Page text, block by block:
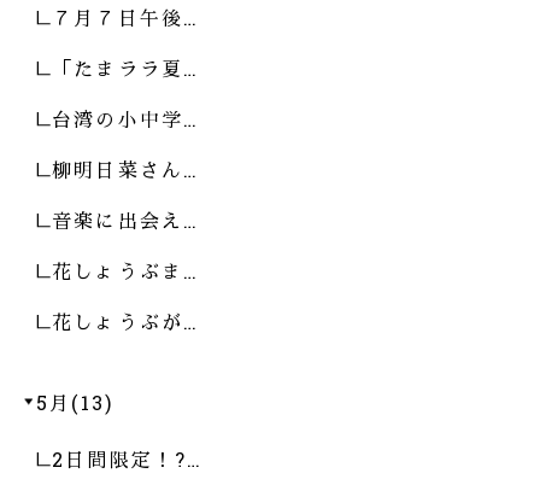
７月７日午後…
「たまララ夏…
台湾の小中学…
柳明日菜さん…
音楽に出会え…
花しょうぶま…
花しょうぶが…
5月(13)
2日間限定！?…